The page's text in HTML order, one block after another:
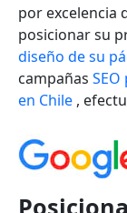
por excelencia
posicionar su
diseño de su
campañas
en Chile ,